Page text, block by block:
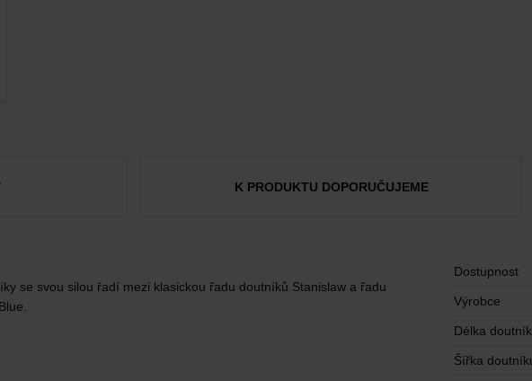
K PRODUKTU DOPORUČUJEME
se svou silou řadí mezi klasickou řadu doutníků Stanislaw a řadu
Dostupnost
Výrobce
Délka
Šířka